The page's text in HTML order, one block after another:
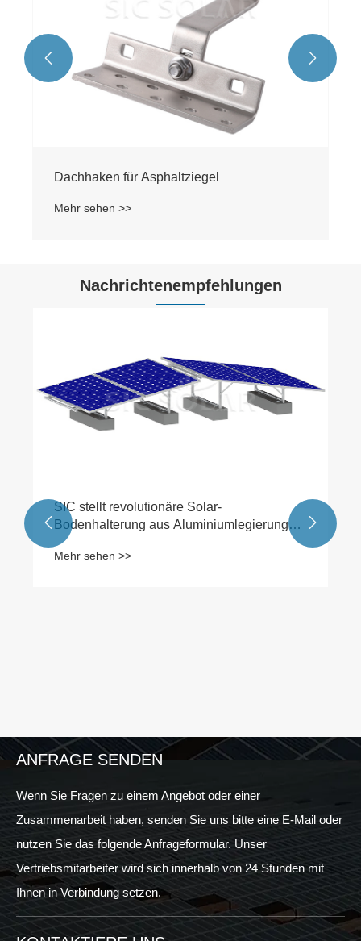
 
Nachrichtenempfehlungen
Was ist ein Solarbalkon?
Mehr sehen >>
 
ANFRAGE SENDEN
Wenn Sie Fragen zu einem Angebot oder einer
Zusammenarbeit haben, senden Sie uns bitte eine E-Mail oder
nutzen Sie das folgende Anfrageformular. Unser
Vertriebsmitarbeiter wird sich innerhalb von 24 Stunden mit
Ihnen in Verbindung setzen.